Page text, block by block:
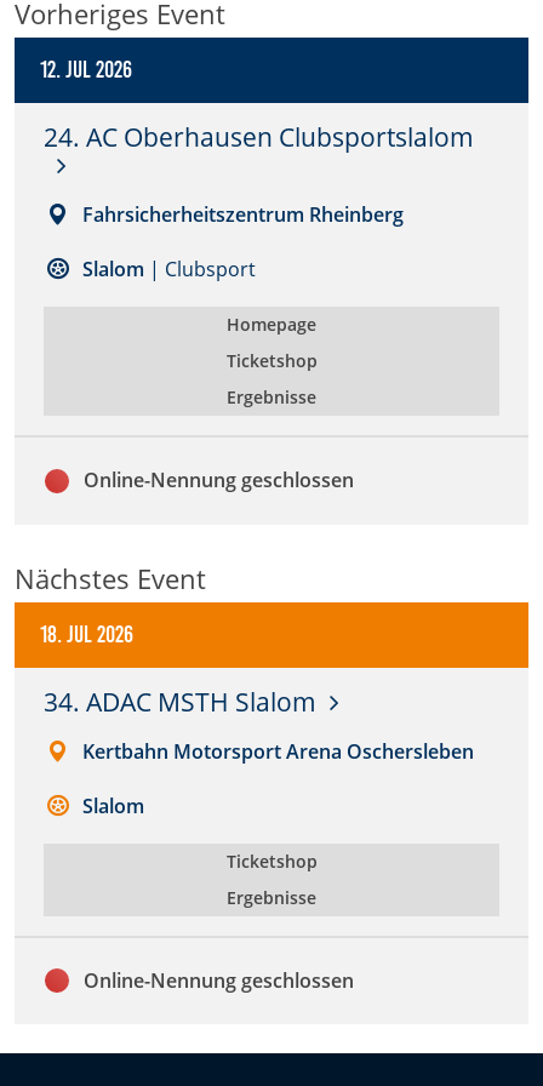
Vorheriges Event
12. Jul 2026
24. AC Oberhausen Clubsportslalom
Fahrsicherheitszentrum Rheinberg
Slalom | Clubsport
Homepage
Ticketshop
Ergebnisse
Online-Nennung geschlossen
Nächstes Event
18. Jul 2026
34. ADAC MSTH Slalom
Kertbahn Motorsport Arena Oschersleben
Slalom
Ticketshop
Ergebnisse
Online-Nennung geschlossen
Anbieter:
DMSB
Zweck:
Dieser Cookie speichert Informationen zu
24 Stunden
Anbieter:
Zweck:
Dieser Cookie speichert die gewählten Cookie-
Cookie Laufzeit:
12 Monate
Statistiken
Erstellung von Berichten über die Website-
Nutzungsstatistik dienen, ohne dass einzelne
Besucher persönlich identifiziert werden können.